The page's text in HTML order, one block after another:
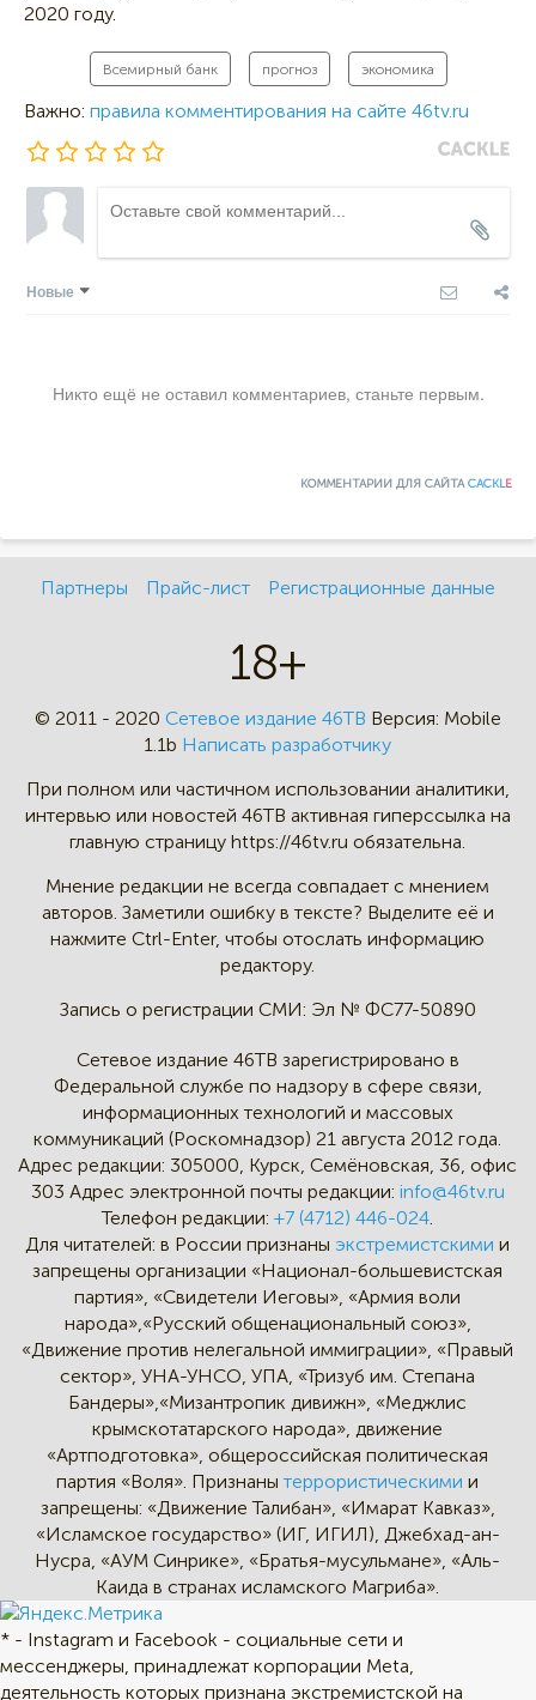
2020 году.
Всемирный банк прогноз экономика
Важно: правила комментирования на сайте 46tv.ru
Новые
Никто ещё не оставил комментариев, станьте первым.
КОММЕНТАРИИ ДЛЯ САЙТАCACKLE
Партнеры Прайс-лист Регистрационные данные
18+
© 2011 - 2020 Сетевое издание 46ТВ Версия: Mobile
1.1b Написать разработчику
При полном или частичном использовании аналитики,
интервью или новостей 46TB активная гиперссылка на
главную страницу https://46tv.ru обязательна.
Мнение редакции не всегда совпадает с мнением
авторов. Заметили ошибку в тексте? Выделите её и
нажмите Ctrl-Enter, чтобы отослать информацию
редактору.
Запись о регистрации СМИ: Эл № ФС77-50890
Сетевое издание 46ТВ зарегистрировано в
Федеральной службе по надзору в сфере связи,
информационных технологий и массовых
коммуникаций (Роскомнадзор) 21 августа 2012 года.
Адрес редакции: 305000, Курск, Семёновская, 36, офис
303 Адрес электронной почты редакции: info@46tv.ru
Телефон редакции: +7 (4712) 446-024
Для читателей: в России признаныэкстремистскими и
запрещены организации «Национал-большевистская
партия», «Свидетели Иеговы», «Армия воли
народа»,«Русский общенациональный союз»,
«Движение против нелегальной иммиграции», «Правый
сектор», УНА-УНСО, УПА, «Тризуб им. Степана
Бандеры»,«Мизантропик дивижн», «Меджлис
крымскотатарского народа», движение
«Артподготовка», общероссийская политическая
партия «Воля». Признанытеррористическими и
запрещены: «Движение Талибан», «Имарат Кавказ»,
«Исламское государство» (ИГ, ИГИЛ), Джебхад-ан-
Нусра, «АУМ Синрике», «Братья-мусульмане», «Аль-
Каида в странах исламского Магриба».
* - Instagram и Facebook - социальные сети и
мессенджеры, принадлежат корпорации Meta,
деятельность которых признана экстремистской на